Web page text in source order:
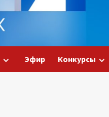
Эфир Конкурсы